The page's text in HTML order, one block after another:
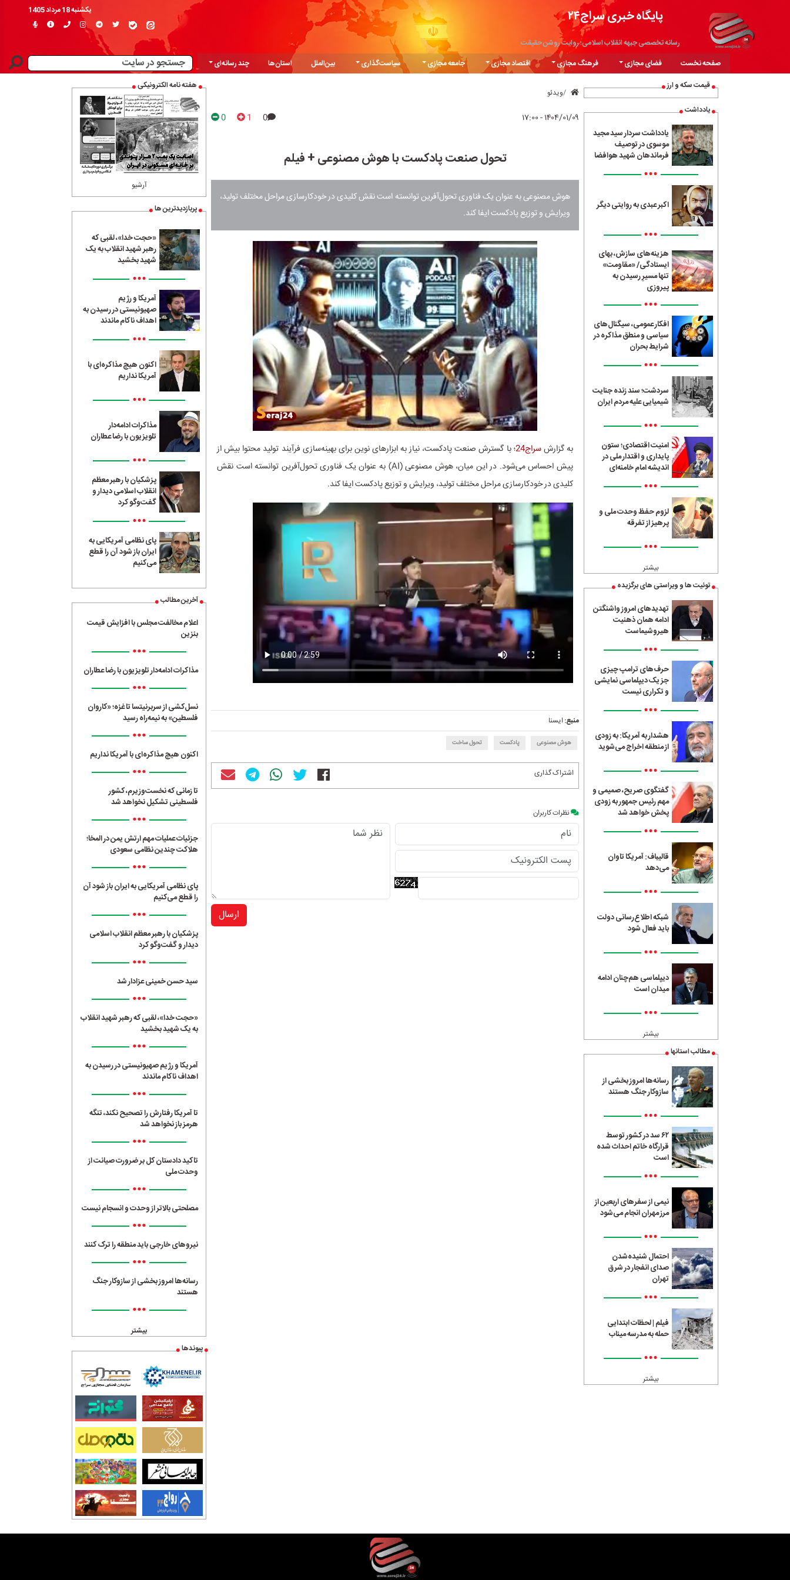
پایگاه خبری سراج۲۴
رسانه تخصصی جبهه انقلاب اسلامی؛ روایت روشن حقیقت
یکشنبه 18 مرداد 1405
صفحه نخست فضای مجازی فرهنگ مجازی اقتصاد مجازی جامعه مجازی سیاست‌گذاری بین‌الملل استان‌ها
چند رسانه‌ای
قیمت سکه و ارز
یادداشت
یادداشت سردار سید مجید
موسوی در توصیف
فرماندهان شهید هوافضا
•••
اکبر عبدی به روایتی دیگر
•••
هزینه‌های سازش، بهای
ایستادگی/ «مقاومت»
تنها مسیرِ رسیدن به
پیروزی
•••
افکار عمومی، سیگنال‌های
سیاسی و منطق مذاکره در
شرایط بحران
•••
سردشت؛ سند زنده جنایت
شیمیایی علیه مردم ایران
•••
امنیت اقتصادی؛ ستون
پایداری و اقتدار ملی در
اندیشه امام خامنه‌ای
•••
لزوم حفظ وحدت ملی و
پرهیز از تفرقه
•••
بیشتر
توئیت ها و ویراستی های برگزیده
تهدیدهای امروز واشنگتن
ادامه همان ذهنیت
هیروشیماست
•••
حرف‌های ترامپ چیزی
جز یک دیپلماسی نمایشی
و تکراری نیست
•••
هشدار به آمریکا: به زودی
از منطقه اخراج می‌شوید
•••
گفتگوی صریح، صمیمی و
مهم رئیس جمهور به زودی
پخش خواهد شد
•••
قالیباف: آمریکا تاوان
می‌دهد
•••
شبکه اطلاع‌رسانی دولت
باید فعال شود
•••
دیپلماسی هم‌چنان ادامه
میدان است
•••
بیشتر
مطالب استانها
رسانه‌ها امروز بخشی از
سازوکار جنگ هستند
•••
۶۲ سد در کشور توسط
قرارگاه خاتم احداث شده
است
•••
نیمی از سفرهای اربعین از
مرز مهران انجام می‌شود
•••
احتمال شنیده‌شدن
صدای انفجار در شرق
تهران
•••
فیلم | لحظات ابتدایی
حمله به مدرسه میناب
•••
بیشتر
ویدئو
۱۴۰۴/۰۱/۰۹ - ۱۷:۰۰ 0
1
0
تحول صنعت پادکست با هوش مصنوعی + فیلم
هوش مصنوعی به عنوان یک فناوری تحول‌آفرین توانسته است نقش کلیدی در خودکارسازی مراحل مختلف تولید،
ویرایش و توزیع پادکست ایفا کند.
به گزارشسراج24
؛ با گسترش صنعت پادکست، نیاز به ابزارهای نوین برای بهینه‌سازی فرآیند تولید محتوا بیش از
پیش احساس می‌شود. در این میان، هوش مصنوعی (AI) به عنوان یک فناوری تحول‌آفرین توانسته است نقش
کلیدی در خودکارسازی مراحل مختلف تولید، ویرایش و توزیع پادکست ایفا کند.
منبع:ایسنا
هوش مصنوعی پادکست تحول ساخت
اشتراک گذاری
نظرات کاربران
ارسال
هفته نامه الکترونیکی
آرشیو
پربازدیدترین ها
«حجت خدا»، لقبی که
رهبر شهید انقلاب به یک
شهید بخشید
•••
آمریکا و رژیم
صهیونیستی در رسیدن به
اهداف ناکام ماندند
•••
اکنون هیچ مذاکره‌ای با
آمریکا نداریم
•••
مذاکرات ادامه‌دار
تلویزیون با رضا عطاران
•••
پزشکیان با رهبر معظم
انقلاب اسلامی دیدار و
گفت‌وگو کرد
•••
پای نظامی آمریکایی به
ایران باز شود آن را قطع
می‌کنیم
آخرین مطالب
اعلام مخالفت مجلس با افزایش قیمت
بنزین
•••
مذاکرات ادامه‌دار تلویزیون با رضا عطاران
•••
نسل‌کشی از سربرنیتسا تا غزه؛ «کاروان
فلسطین» به نیمه‌راه رسید
•••
اکنون هیچ مذاکره‌ای با آمریکا نداریم
•••
تا زمانی که نخست‌وزیرم، کشور
فلسطینی تشکیل نخواهد شد
•••
جزئیات عملیات مهم ارتش یمن در المخا؛
هلاکت چندین نظامی سعودی
•••
پای نظامی آمریکایی به ایران باز شود آن
را قطع می‌کنیم
•••
پزشکیان با رهبر معظم انقلاب اسلامی
دیدار و گفت‌وگو کرد
•••
سید حسن خمینی عزادار شد
•••
«حجت خدا»، لقبی که رهبر شهید انقلاب
به یک شهید بخشید
•••
آمریکا و رژیم صهیونیستی در رسیدن به
اهداف ناکام ماندند
•••
تا آمریکا رفتارش را تصحیح نکند، تنگه
هرمز باز نخواهد شد
•••
تاکید دادستان کل بر ضرورت صیانت از
وحدت ملی
•••
مصلحتی بالاتر از وحدت و انسجام نیست
•••
نیروهای خارجی باید منطقه را ترک کنند
•••
رسانه‌ها امروز بخشی از سازوکار جنگ
هستند
•••
بیشتر
پیوندها